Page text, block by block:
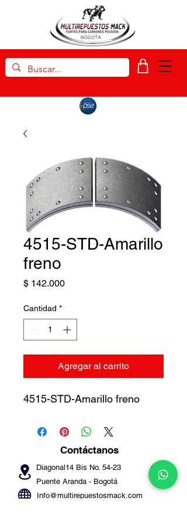
4515-STD-Amarillo
freno
$ 142.000Precio
Cantidad *
Agregar al carrito
4515-STD-Amarillo freno
Contáctanos
Diagonal14 Bis No. 54-23
Puente Aranda - Bogotá
Info@multirepuestosmack.com